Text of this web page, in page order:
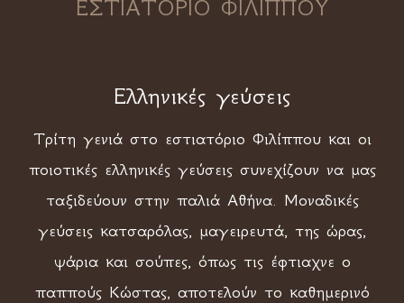
ΕΣΤΙΑΤΟΡΙΟ ΦΙΛΙΠΠΟΥ
Ελληνικές γεύσεις
Τρίτη γενιά στο εστιατόριο Φιλίππου και οι
ποιοτικές ελληνικές γεύσεις συνεχίζουν να μας
ταξιδεύουν στην παλιά Αθήνα. Μοναδικές
γεύσεις κατσαρόλας, μαγειρευτά, της ώρας,
ψάρια και σούπες, όπως τις έφτιαχνε ο
παππούς Κώστας, αποτελούν το καθημερινό